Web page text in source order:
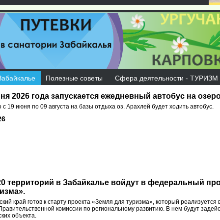
Полезные советы Сфера деятельности - ТУРИЗМ
2026 года запускается ежедневный автобус на
19 июня по 09 августа на базы отдыха оз. Арахлей будет ходить автобус.
территорий в Забайкалье войдут в федеральный
край готов к старту проекта «Земля для туризма», который реализуется
комиссии по региональному развитию. В нем будут
объекта.